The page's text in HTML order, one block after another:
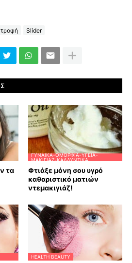
Slider
τα
ΓΥΝΑΊΚΑ-ΟΜΟΡΦΙΆ-ΥΓΕΊΑ-
ΜΑΚΙΓΙΆΖ-ΚΑΛΛΥΝΤΙΚΆ
Φτιάξε μόνη σου υγρό
καθαριστικό ματιών
ντεμακιγιάζ!
HEALTH BEAUTY